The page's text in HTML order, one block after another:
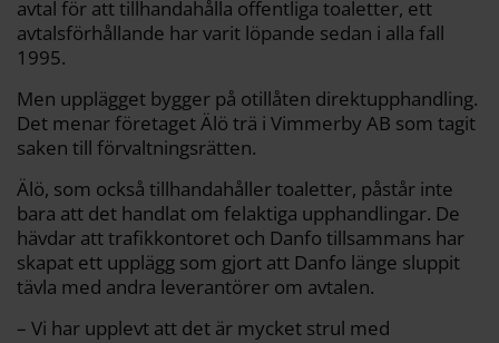
Den vanns av Danfo, som i dag har 29 av de
totalt nära 100 offentliga toaletterna i stan.
Nya avtalet innebar att samtliga toaletter ska
bort och ersättas av upp till 100 toaletter.
gamla toaletterna står på uppgick till 20 miljoner
kronor.
Avtalet för några av JCDecaux toaletter
förlängdes dock tillfälligt. Det överklagades till
om otillåten direktupphandling ogiltigförklarade
avtal för att tillhandahålla offentliga toaletter, ett
avtalsförhållande har varit löpande sedan i alla fall
1995.
Men upplägget bygger på otillåten direktupphandling.
Det menar företaget Älö trä i Vimmerby AB som tagit
saken till förvaltningsrätten.
Älö, som också tillhandahåller toaletter, påstår inte
bara att det handlat om felaktiga upphandlingar. De
hävdar att trafikkontoret och Danfo tillsammans har
skapat ett upplägg som gjort att Danfo länge sluppit
tävla med andra leverantörer om avtalen.
– Vi har upplevt att det är mycket strul med